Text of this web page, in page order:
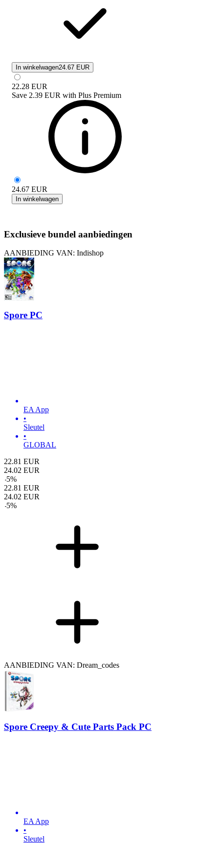
In winkelwagen24.67 EUR
22.28 EUR
Save 2.39 EUR with Plus Premium
24.67 EUR
In winkelwagen
Exclusieve bundel aanbiedingen
AANBIEDING VAN: Indishop
Spore PC
EA App
•
Sleutel
•
GLOBAL
22.81 EUR
24.02 EUR
-5%
22.81 EUR
24.02 EUR
-5%
AANBIEDING VAN: Dream_codes
Spore Creepy & Cute Parts Pack PC
EA App
•
Sleutel